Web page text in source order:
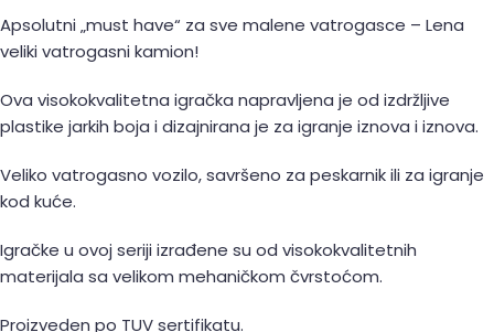
Apsolutni „must have“ za sve malene vatrogasce – Lena
veliki vatrogasni kamion!
Ova visokokvalitetna igračka napravljena je od izdržljive
plastike jarkih boja i dizajnirana je za igranje iznova i iznova.
Veliko vatrogasno vozilo, savršeno za peskarnik ili za igranje
kod kuće.
Igračke u ovoj seriji izrađene su od visokokvalitetnih
materijala sa velikom mehaničkom čvrstoćom.
Proizveden po TUV sertifikatu.